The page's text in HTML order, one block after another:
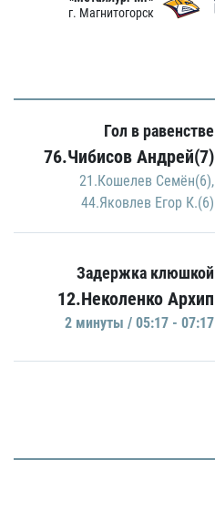
г. Магнитогорск
Гол в равенстве
76.Чибисов Андрей(7)
21.Кошелев Семён(6),
44.Яковлев Егор К.(6)
Задержка клюшкой
12.Неколенко Архип
2 минуты / 05:17 - 07:17